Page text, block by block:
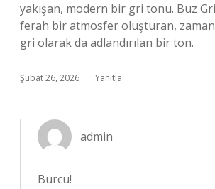
yakışan, modern bir gri tonu. Buz
ferah bir atmosfer oluşturan,
gri olarak da adlandırılan bir ton.
Şubat 26, 2026 Yanıtla
admin
Burcu!